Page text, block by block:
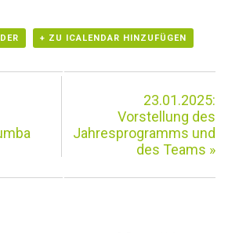
+ ZU ICALENDAR HINZUFÜGEN
23.01.2025:
Vorstellung des
Jahresprogramms und
des Teams »